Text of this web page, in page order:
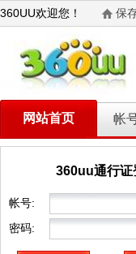
360UU欢迎您！ 保
网站首页 帐
360uu通行证
帐号:
密码: